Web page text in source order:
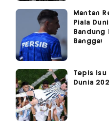
Mantan
Piala
Bandung
Bangga!
Tepis Isu
Dunia